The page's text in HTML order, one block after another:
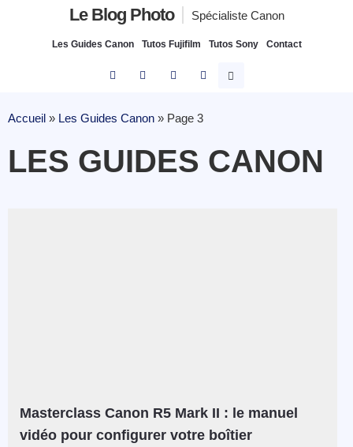
Le Blog Photo Spécialiste Canon
Les Guides Canon Tutos Fujifilm Tutos Sony Contact
Accueil » Les Guides Canon » Page 3
LES GUIDES CANON
Masterclass Canon R5 Mark II : le manuel
vidéo pour configurer votre boîtier